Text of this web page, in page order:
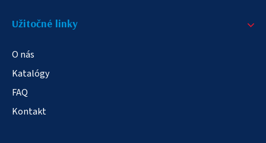
Užitočné linky
O nás
Katalógy
FAQ
Kontakt